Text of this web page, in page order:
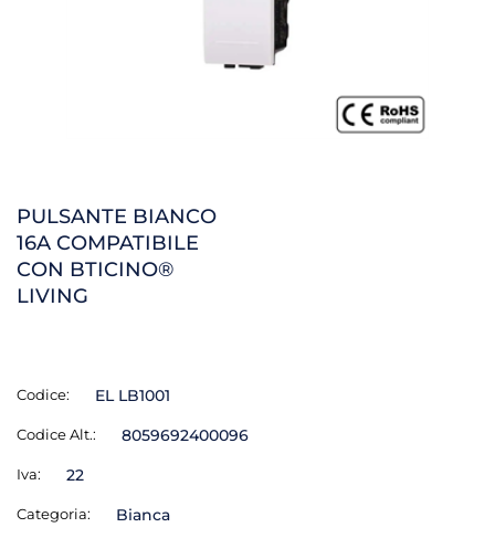
PULSANTE BIANCO
16A COMPATIBILE
CON BTICINO®
LIVING
Codice: EL LB1001
Codice Alt.: 8059692400096
Iva: 22
Categoria: Bianca